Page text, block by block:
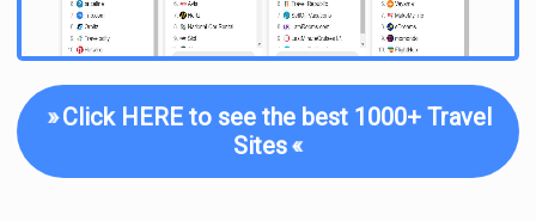
»Click HERE to see the best 1000+ Travel
Sites«